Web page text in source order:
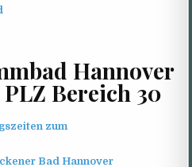
Hannover
Bereich 30
zum
Bad Hannover